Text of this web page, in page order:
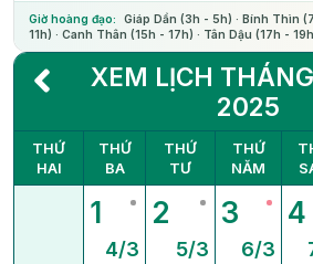
Giờ hoàng đạo:
Giáp Dần (3h - 5h) · Bính Thìn
11h) · Canh Thân (15h - 17h) · Tân Dậu (17h -
XEM LỊCH
2025
THỨ
HAI
THỨ
BA
THỨ
TƯ
THỨ
NĂM
1
4/3
2
5/3
3
6/3
4